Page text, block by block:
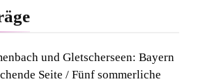
und Gletscherseen: Bayern
Seite / Fünf sommerliche